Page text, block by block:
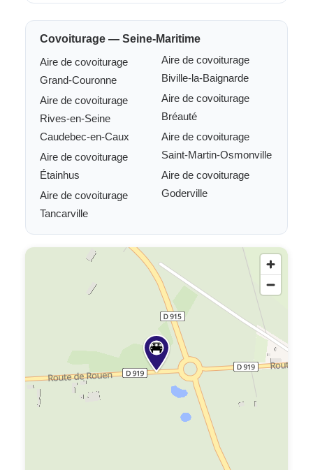
Covoiturage — Seine-Maritime
Aire de covoiturage
Grand-Couronne
Aire de covoiturage
Rives-en-Seine
Caudebec-en-Caux
Aire de covoiturage
Étainhus
Aire de covoiturage
Tancarville
Aire de covoiturage
Biville-la-Baignarde
Aire de covoiturage
Bréauté
Aire de covoiturage
Saint-Martin-Osmonville
Aire de covoiturage
Goderville